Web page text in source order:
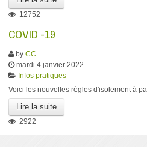
12752
COVID -19
byCC
mardi 4 janvier 2022
Infos pratiques
Voici les nouvelles règles d'isolement à
Lire la suite
2922